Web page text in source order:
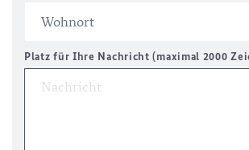
Platz für Ihre Nachricht (maximal 2000